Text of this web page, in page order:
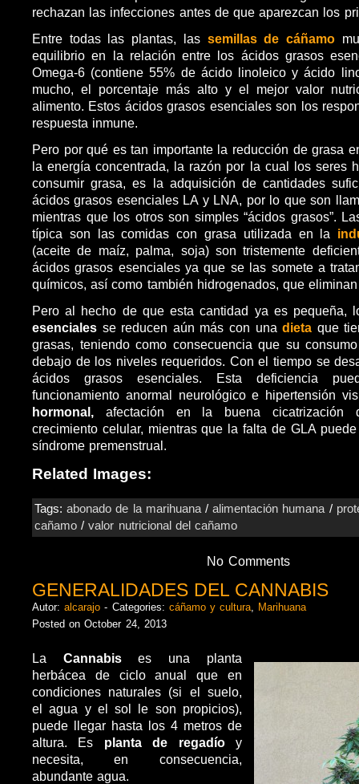
rechazan las infecciones antes de que aparezcan los
Entre todas las plantas, las semillas de cáñamo
equilibrio en la relación entre los ácidos grasos
Omega-6 (contiene 55% de ácido linoleico y ácido
mucho, el porcentaje más alto y el mejor valor
alimento. Estos ácidos grasos esenciales son los
respuesta inmune.
Pero por qué es tan importante la reducción de grasa
la energía concentrada, la razón por la cual los seres
consumir grasa, es la adquisición de cantidades
ácidos grasos esenciales LA y LNA, por lo que son
mientras que los otros son simples “ácidos grasos”.
típica son las comidas con grasa utilizada en la
(aceite de maíz, palma, soja) son tristemente
ácidos grasos esenciales ya que se las somete a
químicos, así como también hidrogenados, que
Pero al hecho de que esta cantidad ya es pequeña,
esenciales se reducen aún más con una dieta que
grasas, teniendo como consecuencia que su
debajo de los niveles requeridos. Con el tiempo se
ácidos grasos esenciales. Esta deficiencia
funcionamiento anormal neurológico e hipertensión
hormonal, afectación en la buena
crecimiento celular, mientras que la falta de GLA
síndrome premenstrual.
Related Images:
Tags:abonado de la marihuana/alimentación humana /
cañamo /valor nutricional del cañamo
No Comments
GENERALIDADES DEL CANNABIS
Autor:alcarajo - Categories: cáñamo y cultura
Marihuana
Posted on October 24, 2013
La Cannabises una planta
herbácea de ciclo anual que en
condiciones naturales (si el suelo,
el agua y el sol le son propicios),
puede llegar hasta los 4 metros de
altura. Es planta de regadíoy
necesita, en consecuencia,
abundante agua.